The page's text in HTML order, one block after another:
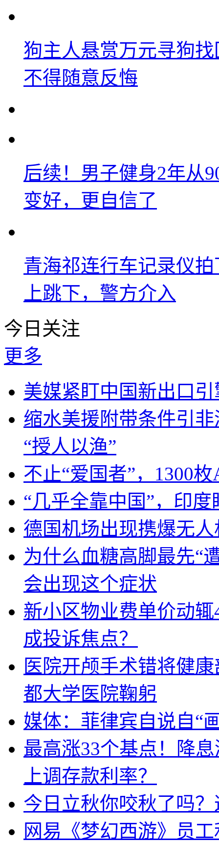
狗主人悬赏万元寻狗
不得随意反悔
后续！男子健身2年从
变好，更自信了
青海祁连行车记录仪
上跳下，警方介入
今日关注
更多
美媒紧盯中国新出口
缩水美援附带条件引
“授人以渔”
不止“爱国者”，1300
“几乎全靠中国”，印
德国机场出现携爆无
为什么血糖高脚最先“
会出现这个症状
新小区物业费单价动
成投诉焦点？
医院开颅手术错将健
都大学医院鞠躬
媒体：菲律宾自说自“
最高涨33个基点！降
上调存款利率？
今日立秋你咬秋了吗
网易《梦幻西游》员